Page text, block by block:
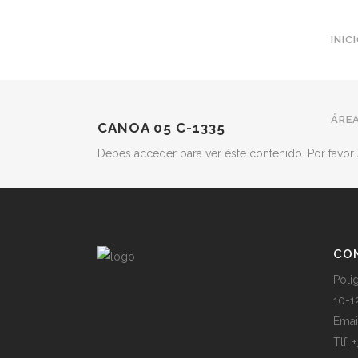
CANOA 05 C-1335
Debes acceder para ver éste contenido. Por favor
10-
Tlf: